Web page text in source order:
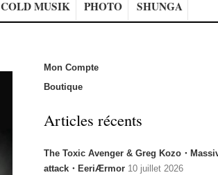
COLD MUSIK PHOTO SHUNGA
Mon Compte
Boutique
Articles récents
The Toxic Avenger & Greg Kozo・
attack・EeriÆrmor 10 juillet 2026